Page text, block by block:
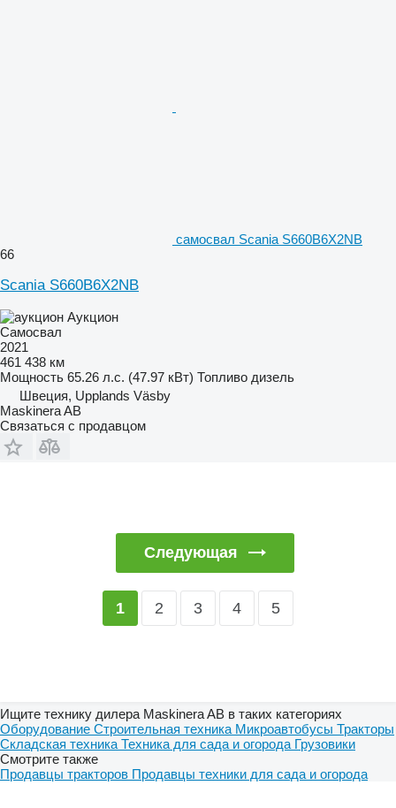
самосвал Scania S660B6X2NB
66
Scania S660B6X2NB
Аукцион
Самосвал
2021
461 438 км
Мощность 65.26 л.с. (47.97 кВт) Топливо дизель
Швеция, Upplands Väsby
Maskinera AB
Связаться с продавцом
Следующая
1 2 3 4 5
Ищите технику дилера Maskinera AB в таких категориях
Оборудование Строительная техника Микроавтобусы Тракторы
Складская техника Техника для сада и огорода Грузовики
Смотрите также
Продавцы тракторов Продавцы техники для сада и огорода